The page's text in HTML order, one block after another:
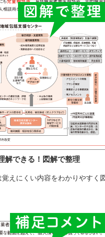
解できる！図解で整理
えにくい内容をわかりやすく